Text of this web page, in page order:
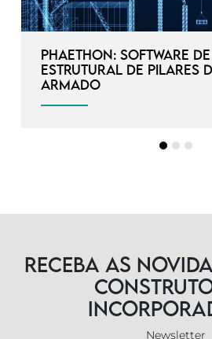
Phaethon: Software
estrutural de pilares
armado
Receba as
Newsletter